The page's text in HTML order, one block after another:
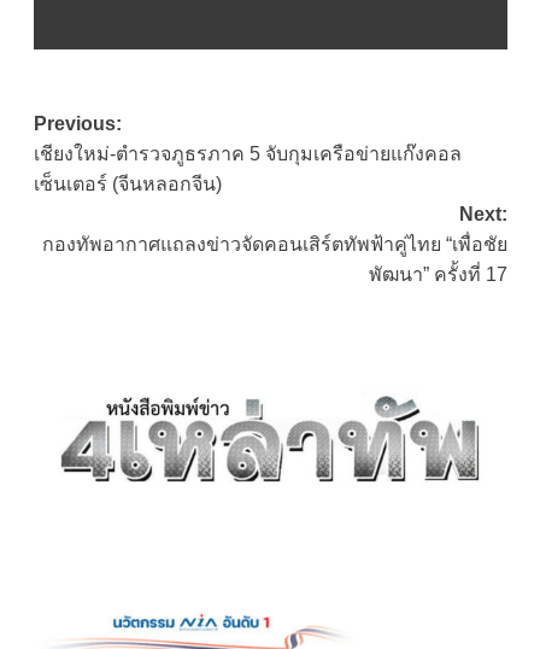
Post
navigation
Previous:
เชียงใหม่-ตำรวจภูธรภาค 5 จับกุมเครือข่ายแก๊งคอล
เซ็นเตอร์ (จีนหลอกจีน)
Next:
กองทัพอากาศแถลงข่าวจัดคอนเสิร์ตทัพฟ้าคู่ไทย “เพื่อชัย
พัฒนา” ครั้งที่ 17